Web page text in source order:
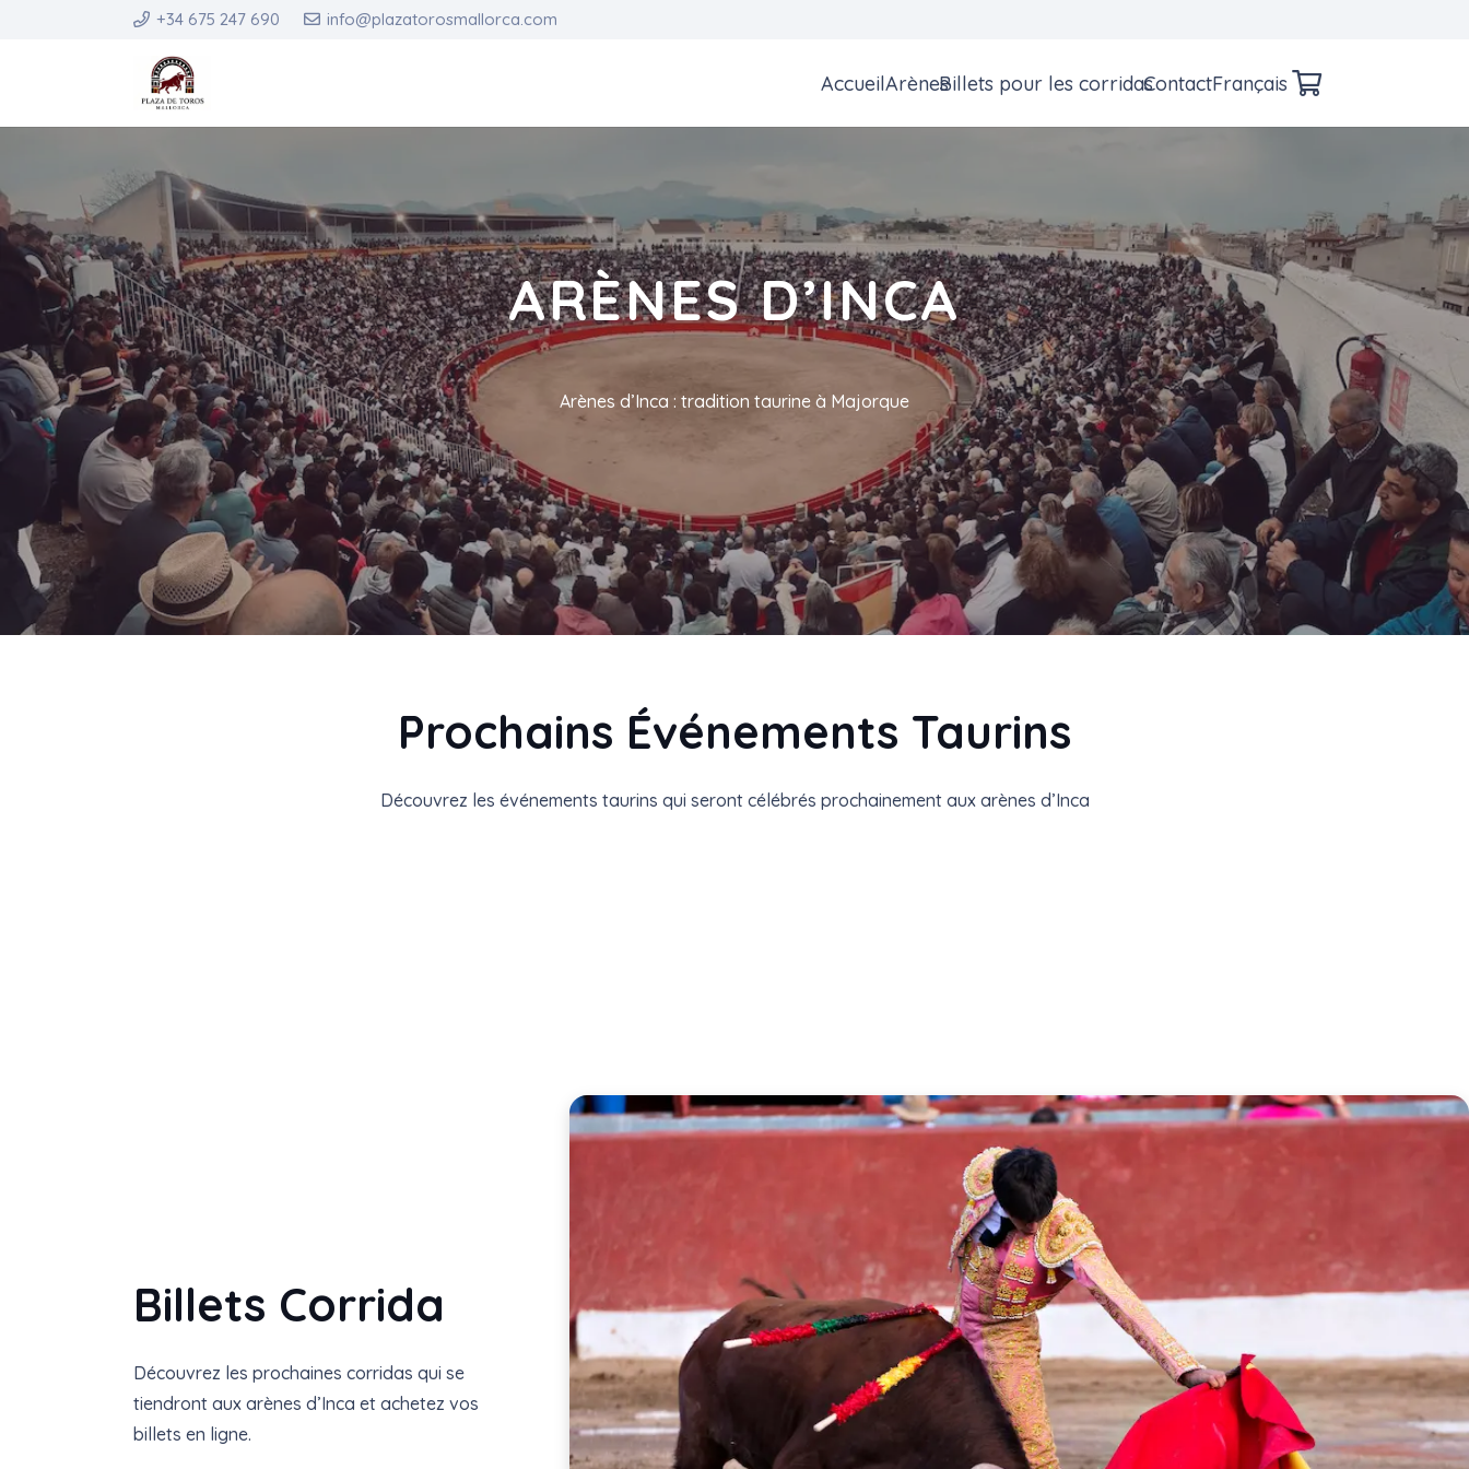
+34 675 247 690 info@plazatorosmallorca.com
AccueilArènesBillets pour les corridasContactFrançais
ARÈNES D’INCA
Arènes d’Inca : tradition taurine à Majorque
Prochains Événements Taurins
Découvrez les événements taurins qui seront célébrés prochainement aux arènes d’Inca
Billets Corrida
Découvrez les prochaines corridas qui se
tiendront aux arènes d’Inca et achetez vos
billets en ligne.